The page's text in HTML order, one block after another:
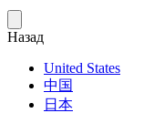
Назад
United States
中国
日本